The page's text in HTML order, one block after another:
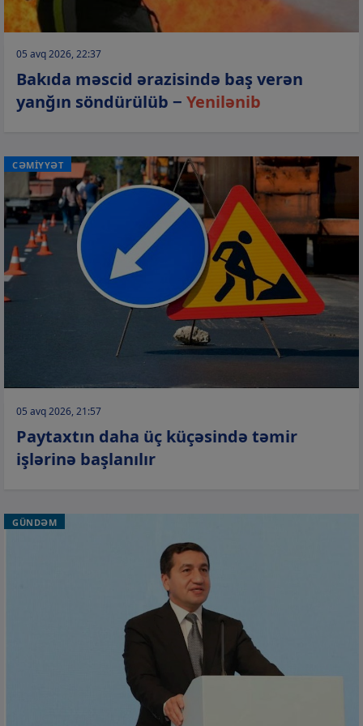
05 avq 2026, 22:37
Bakıda məscid ərazisində baş verən
yanğın söndürülüb − Yenilənib
CƏMİYYƏT
05 avq 2026, 21:57
Paytaxtın daha üç küçəsində təmir
işlərinə başlanılır
GÜNDƏM